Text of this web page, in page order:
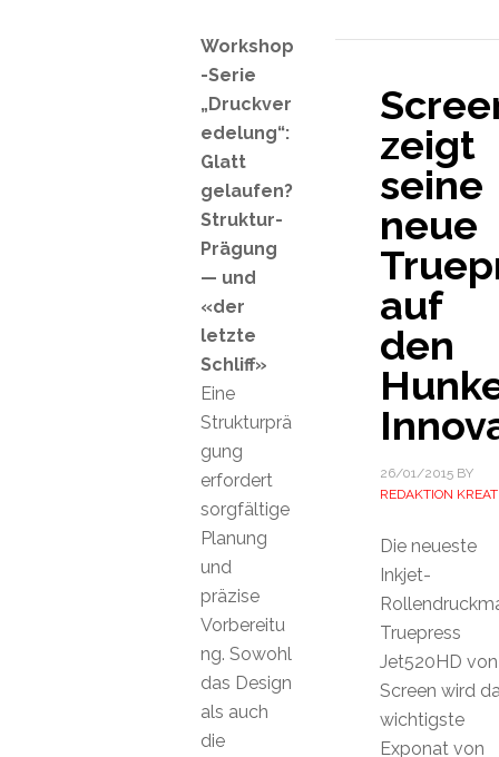
zeigt
seine
neue
auf
den
26/01/2015BY
REDAKTION
Die neueste
Inkjet-
Truepress
Jet520HD von
Screen wird
wichtigste
Exponat von
Workshop
-Serie
„Druckver
edelung“:
Glatt
gelaufen?
Struktur-
Prägung
— und
«der
letzte
Schliff»
Eine
Strukturprä
gung
erfordert
sorgfältige
Planung
und
präzise
Vorbereitu
ng. Sowohl
das Design
als auch
die